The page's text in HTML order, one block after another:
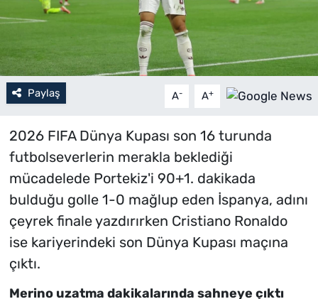
Paylaş A- A+
2026 FIFA Dünya Kupası son 16 turunda
futbolseverlerin merakla beklediği
mücadelede Portekiz'i 90+1. dakikada
bulduğu golle 1-0 mağlup eden İspanya, adını
çeyrek finale yazdırırken Cristiano Ronaldo
ise kariyerindeki son Dünya Kupası maçına
çıktı.
Merino uzatma dakikalarında sahneye çıktı